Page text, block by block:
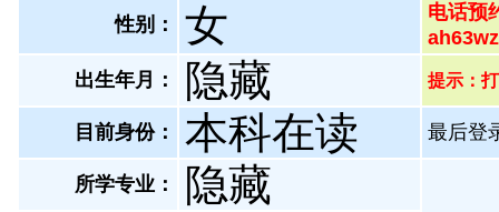
性别： 女
电话预
出生年月：
隐藏 提示：
目前身份： 本科在读 最后登
所学专业： 隐藏